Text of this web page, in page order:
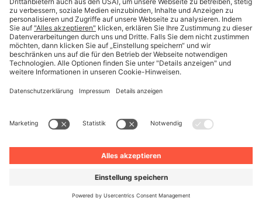
Beschreibung des Auftragsgegenstandes
und Anforderungen
Auflistung aller berücksichtigten Bieter und
Nennung des Bieters mit dem